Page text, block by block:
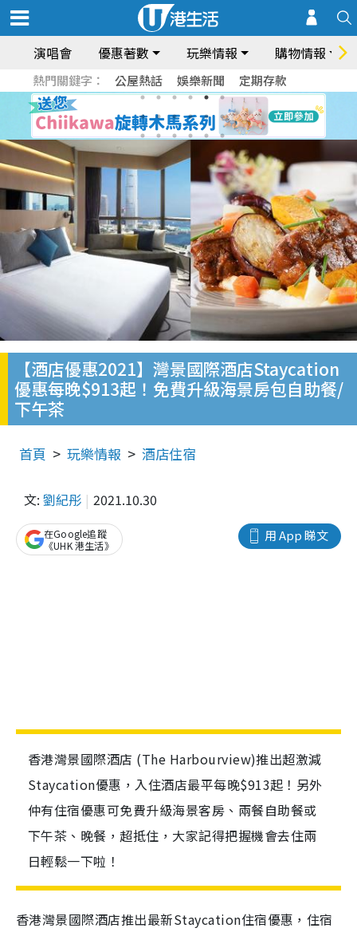
演唱會 優惠著數 玩樂情報 購物情報
熱門關鍵字： 公屋熱話 娛樂新聞 定期存款
【酒店優惠2021】灣景國際酒店Staycation
優惠每晚$913起！免費升級海景房包自助餐/
下午茶
首頁 玩樂情報 酒店住宿
文: 劉紀彤 2021.10.30
用 App 睇文
在Google追蹤
《UHK 港生活》
香港灣景國際酒店 (The Harbourview)推出超激減
Staycation優惠，入住酒店最平每晚$913起！另外
仲有住宿優惠可免費升級海景客房、兩餐自助餐或
下午茶、晚餐，超抵住，大家記得把握機會去住兩
日輕鬆一下啦！
香港灣景國際酒店推出最新Staycation住宿優惠，住宿